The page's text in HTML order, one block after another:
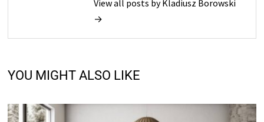
View all posts by Kladiusz Borowski
→
YOU MIGHT ALSO LIKE